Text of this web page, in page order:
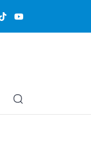
Edukasi